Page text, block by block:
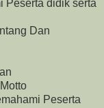
Peserta didik serta
Dan
Peserta